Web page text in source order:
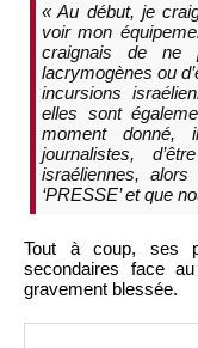
« Au début, je
voir mon
craignais de ne
lacrymogènes ou
incursions
elles sont
moment donné,
journalistes,
israéliennes,
‘PRESSE’ et que
Tout à coup, ses
secondaires face
gravement blessée.